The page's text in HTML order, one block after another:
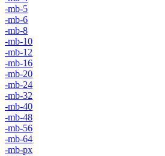
-mb-5
-mb-6
-mb-8
-mb-10
-mb-12
-mb-16
-mb-20
-mb-24
-mb-32
-mb-40
-mb-48
-mb-56
-mb-64
-mb-px